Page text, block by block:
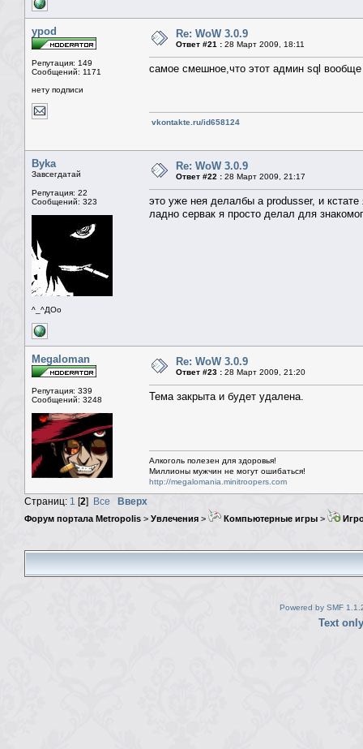
ypod
Репутация: 149
Сообщений: 1171
нету подписи
Re: WoW 3.0.9
Ответ #21 : 28 Март 2009, 18:11
самое смешное,что этот админ sql вообще
vkontakte.ru/id658124
Byka
Завсегдатай
Репутация: 22
Сообщений: 323
^_^ДОо
Re: WoW 3.0.9
Ответ #22 : 28 Март 2009, 21:17
это уже нея делалбы а produsser, и
ладно сервак я просто делал для
Megaloman
Репутация: 339
Сообщений: 3248
Re: WoW 3.0.9
Ответ #23 : 28 Март 2009, 21:20
Тема закрыта и будет удалена.
Алкоголь полезен для здоровья!
Миллионы мужчин не могут ошибаться!
http://megalomania.minitroopers.com
Страниц: 1 [2] Все Вверх
Форум портала Metropolis > Увлечения > Компьютерные игры >
Powered by SMF
Text